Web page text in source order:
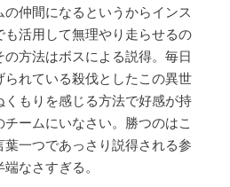
仲間になるというからインス
も活用して無理やり走らせるの
方法はボスによる説得。毎日
れている殺伐としたこの異世
もりを感じる方法で好感が持
ームにいなさい。勝つのはこ
一つであっさり説得される参
なさすぎる。